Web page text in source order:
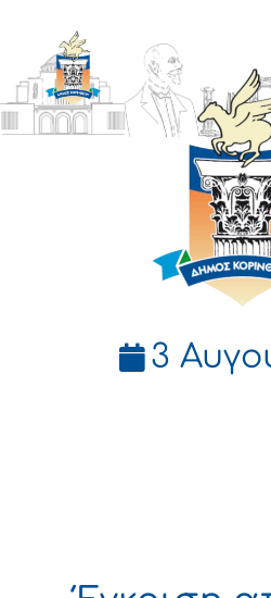
ΔΗΜΟΣ
ΚΟΡΙΝΘΙΩΝ
3